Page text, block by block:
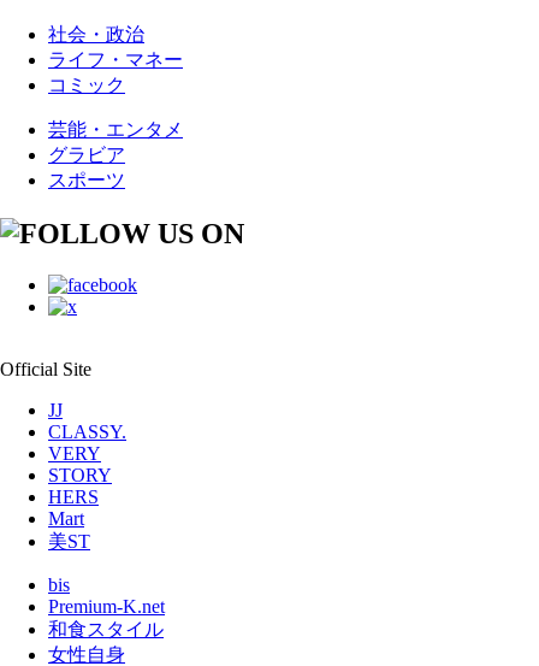
社会・政治
ライフ・マネー
コミック
芸能・エンタメ
グラビア
スポーツ
Official Site
JJ
CLASSY.
VERY
STORY
HERS
Mart
美ST
bis
Premium-K.net
和食スタイル
女性自身